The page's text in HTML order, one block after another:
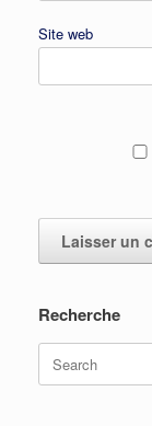
Site web
Recherche
for: